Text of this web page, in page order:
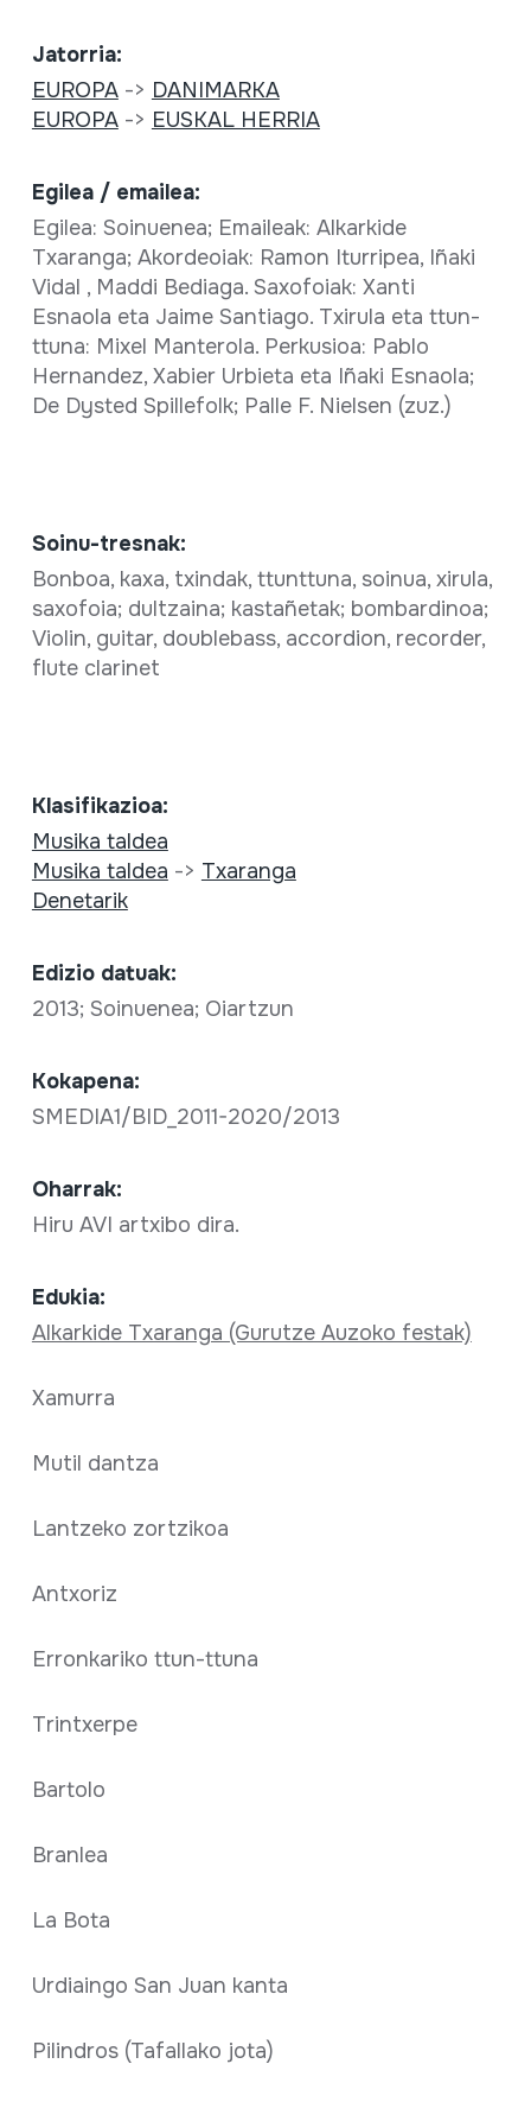
Jatorria:
EUROPA-> DANIMARKA
EUROPA-> EUSKAL HERRIA
Egilea / emailea:
Egilea: Soinuenea; Emaileak: Alkarkide
Txaranga; Akordeoiak: Ramon Iturripea, Iñaki
Vidal , Maddi Bediaga. Saxofoiak: Xanti
Esnaola eta Jaime Santiago. Txirula eta ttun-
ttuna: Mixel Manterola. Perkusioa: Pablo
Hernandez, Xabier Urbieta eta Iñaki Esnaola;
De Dysted Spillefolk; Palle F. Nielsen (zuz.)
Soinu-tresnak:
Bonboa, kaxa, txindak, ttunttuna, soinua, xirula,
saxofoia; dultzaina; kastañetak; bombardinoa;
Violin, guitar, doublebass, accordion, recorder,
flute clarinet
Klasifikazioa:
Musika taldea
Musika taldea -> Txaranga
Denetarik
Edizio datuak:
2013; Soinuenea; Oiartzun
Kokapena:
SMEDIA1/BID_2011-2020/2013
Oharrak:
Hiru AVI artxibo dira.
Edukia:
Alkarkide Txaranga (Gurutze Auzoko festak)
Xamurra
Mutil dantza
Lantzeko zortzikoa
Antxoriz
Erronkariko ttun-ttuna
Trintxerpe
Bartolo
Branlea
La Bota
Urdiaingo San Juan kanta
Pilindros (Tafallako jota)